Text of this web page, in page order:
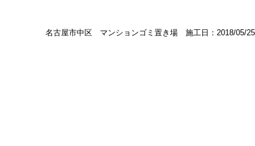
名古屋市中区 マンションゴミ置き場 施工日：2018/05/25